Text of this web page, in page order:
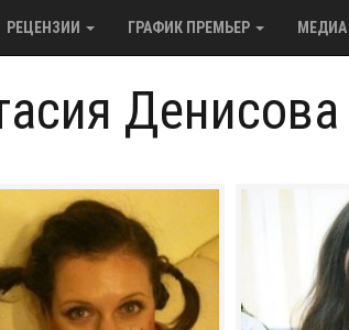
РЕЦЕНЗИИ ГРАФИК ПРЕМЬЕР МЕДИА
Денисова